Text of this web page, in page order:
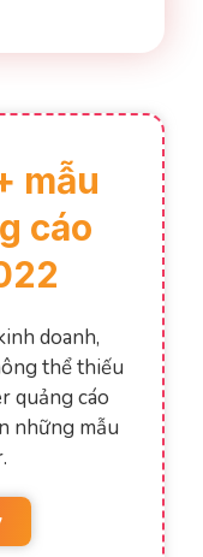
mẫu
cáo
doanh,
thể thiếu
quảng cáo
những mẫu